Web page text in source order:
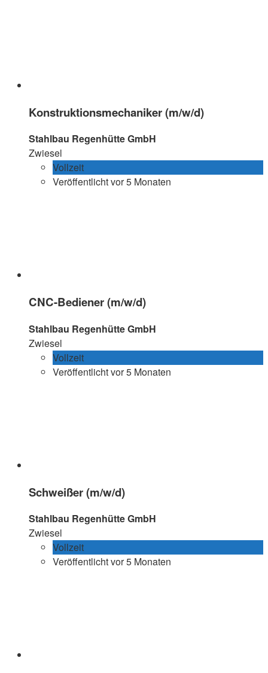
Konstruktionsmechaniker (m/w/d)
Stahlbau Regenhütte GmbH
Zwiesel
Vollzeit
Veröffentlicht vor 5 Monaten
CNC-Bediener (m/w/d)
Stahlbau Regenhütte GmbH
Zwiesel
Vollzeit
Veröffentlicht vor 5 Monaten
Schweißer (m/w/d)
Stahlbau Regenhütte GmbH
Zwiesel
Vollzeit
Veröffentlicht vor 5 Monaten